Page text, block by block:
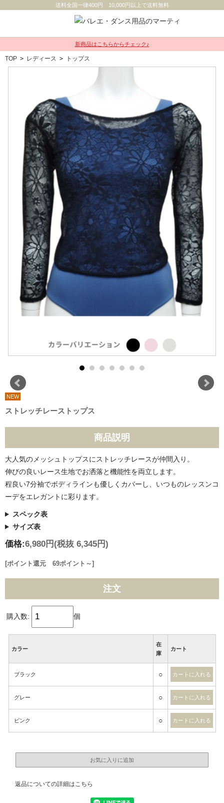
送料全国一律400円 10,000円以上で送料無料
新商品はこちらからチェック♪
TOP > レディース > トップス
NEW
ストレッチレーストップス
商品説明
大人気のメッシュトップスにストレッチレースが仲間入り。
伸びの良いレース生地でお洒落と機能性を両立します。
程良い7分袖でボディラインも優しくカバーし、いつものレッスンコ
ーデをエレガントに彩ります。
スペック表
サイズ表
価格:6,980円 (税抜 6,345円)
[ポイント還元 69ポイント～]
注文
購入数: 個
カラー
在
庫
カート
ブラック ○
グレー ○
ピンク ○
返品についての詳細はこちら